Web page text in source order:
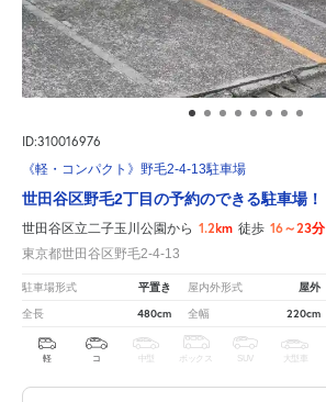
ID:310016976
《軽・コンパクト》野毛2-4-13駐車場
世田谷区野毛2丁目の予約のできる駐車場！
世田谷区立二子玉川公園から 1.2km 徒歩 16～23分
東京都世田谷区野毛2-4-13
駐車場形式 平置き 屋内外形式 屋外
全長 480cm 全幅 220cm
軽 コ 中型 ボックス SUV 大型車